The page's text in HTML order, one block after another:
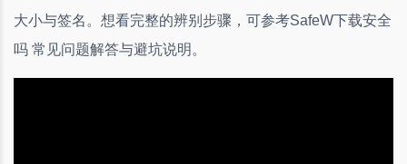
大小与签名。想看完整的辨别步骤，可参考SafeW下载安全
吗 常见问题解答与避坑说明。